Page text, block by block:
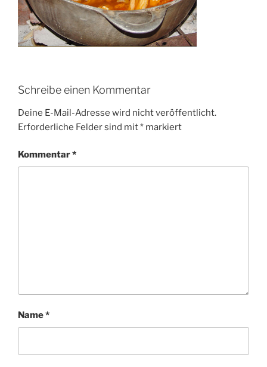
Schreibe einen Kommentar
Deine E-Mail-Adresse wird nicht veröffentlicht.
Erforderliche Felder sind mit* markiert
Kommentar*
Name*